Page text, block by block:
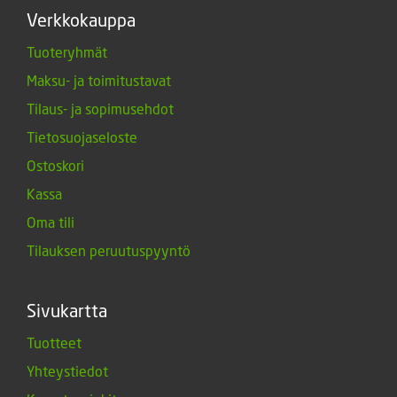
Verkkokauppa
Tuoteryhmät
Maksu- ja toimitustavat
Tilaus- ja sopimusehdot
Tietosuojaseloste
Ostoskori
Kassa
Oma tili
Tilauksen peruutuspyyntö
Sivukartta
Tuotteet
Yhteystiedot